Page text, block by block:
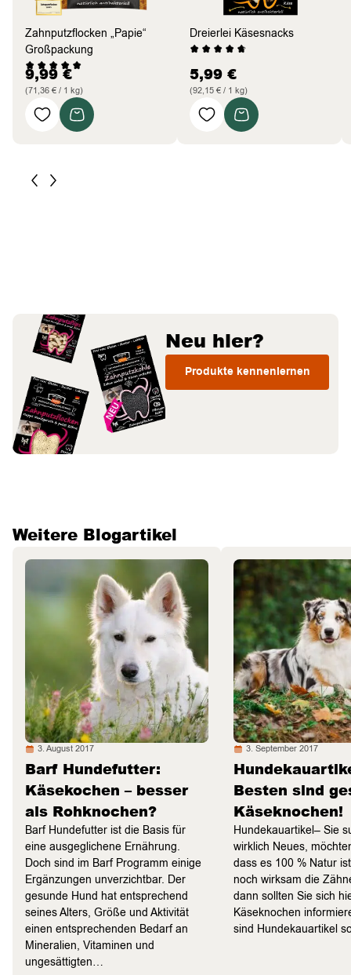
Zahnputzflocken „Papie“
Großpackung
9,99€
(71,36 € / 1 kg)
Dreierlei Käsesnacks
5,99 €
(92,15 € / 1 kg)
Neu hier?
Produkte kennenlernen
Weitere Blogartikel
3. August 2017
Barf Hundefutter:
Käsekochen – besser
als Rohknochen?
Barf Hundefutter ist die Basis für
eine ausgeglichene Ernährung.
Doch sind im Barf Programm einige
Ergänzungen unverzichtbar. Der
gesunde Hund hat entsprechend
seines Alters, Größe und Aktivität
einen entsprechenden Bedarf an
Mineralien, Vitaminen und
ungesättigten…
3. September 2017
Besten sind
Käseknochen!
Hundekauartikel– Sie
wirklich Neues,
dass es 100 % Natur
noch wirksam die
dann sollten Sie sich
Käseknochen
sind Hundekauartikel